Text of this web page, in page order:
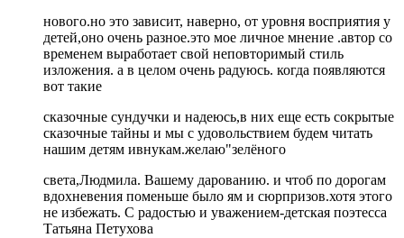
нового.но это зависит, наверно, от уровня восприятия у
детей,оно очень разное.это мое личное мнение .автор со
временем выработает свой неповторимый стиль
изложения. а в целом очень радуюсь. когда появляются
вот такие
сказочные сундучки и надеюсь,в них еще есть сокрытые
сказочные тайны и мы с удовольствием будем читать
нашим детям ивнукам.желаю"зелёного
света,Людмила. Вашему дарованию. и чтоб по дорогам
вдохневения поменьше было ям и сюрпризов.хотя этого
не избежать. С радостью и уважением-детская поэтесса
Татьяна Петухова